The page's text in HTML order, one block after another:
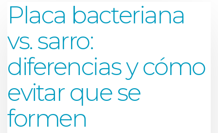
Placa bacteriana
vs. sarro:
diferencias y cómo
evitar que se
formen